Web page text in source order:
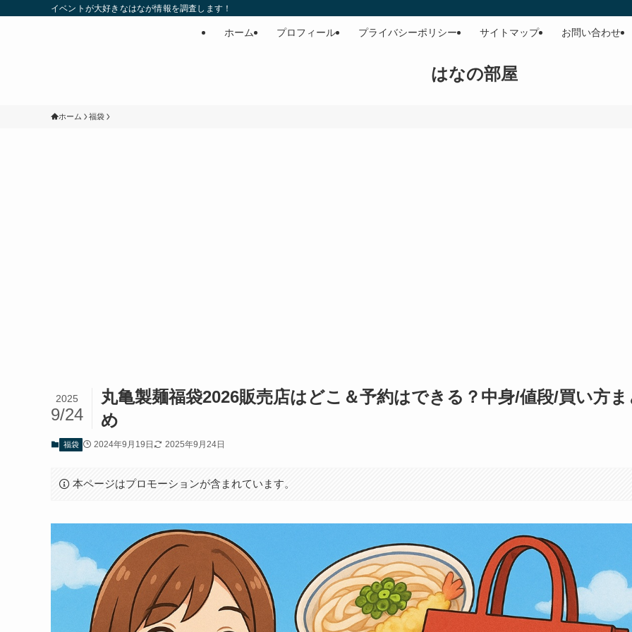
イベントが大好きなはなが情報を調査します！
はなの部屋
ホーム プロフィール プライバシーポリシー サイトマップ お問い合わせ
ホーム 福袋
丸亀製麺福袋2026販売店はどこ＆予約はできる？中身/値段/買い方ま
め
2025
9/24
福袋 2024年9月19日 2025年9月24日
本ページはプロモーションが含まれています。